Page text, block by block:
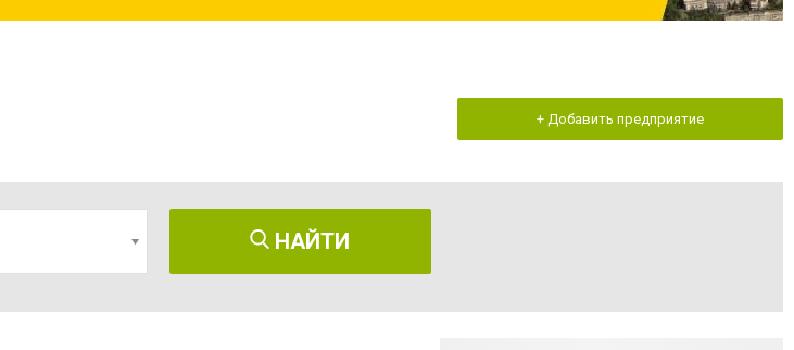
+ Добавить предприятие
НАЙТИ